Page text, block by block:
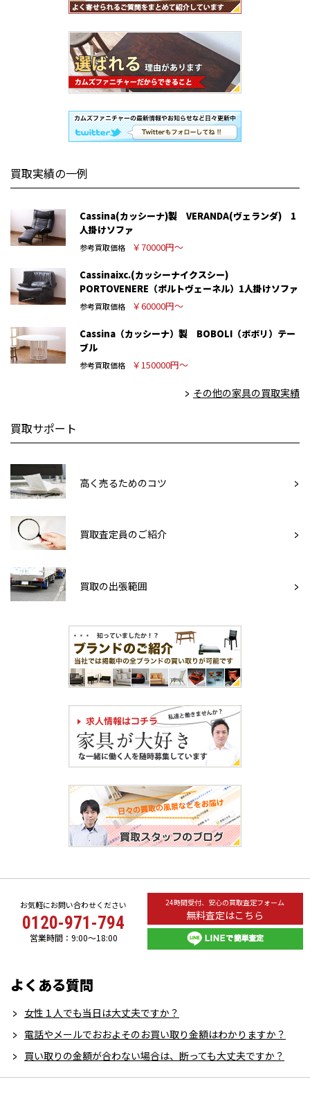
買取実績の一例
Cassina(カッシーナ)製 VERANDA(ヴェランダ) 1
人掛けソファ
参考買取価格 ￥70000円～
Cassinaixc.(カッシーナイクスシー)
PORTOVENERE（ポルトヴェーネル）1人掛けソファ
参考買取価格 ￥60000円～
Cassina（カッシーナ）製 BOBOLI（ボボリ）テー
ブル
参考買取価格 ￥150000円～
その他の家具の買取実績
買取サポート
高く売るためのコツ
買取査定員のご紹介
買取の出張範囲
お気軽にお問い合わせください
0120-971-794
営業時間：9:00～18:00
24時間受付、安心の買取査定フォーム
無料査定はこちら
よくある質問
女性１人でも当日は大丈夫ですか？
電話やメールでおおよそのお買い取り金額はわかりますか？
買い取りの金額が合わない場合は、断っても大丈夫ですか？